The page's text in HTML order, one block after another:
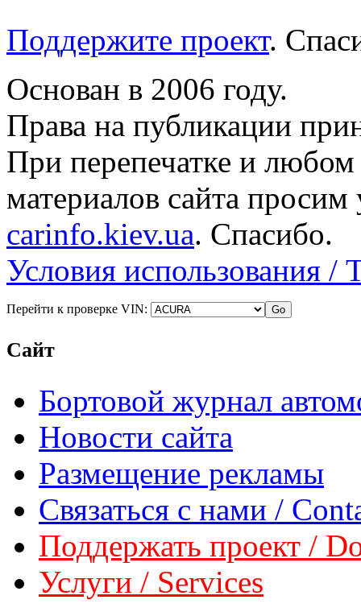
Поддержите проект.
Основан в 2006 году.
Права на публикации
При перепечатке и
материалов сайта просим
carinfo.kiev.ua. Спасибо.
Условия использования /
Перейти к проверке VIN:
Сайт
Бортовой журнал
Новости сайта
Размещение рекламы
Связаться с нами /
Поддержать проект /
Услуги / Services